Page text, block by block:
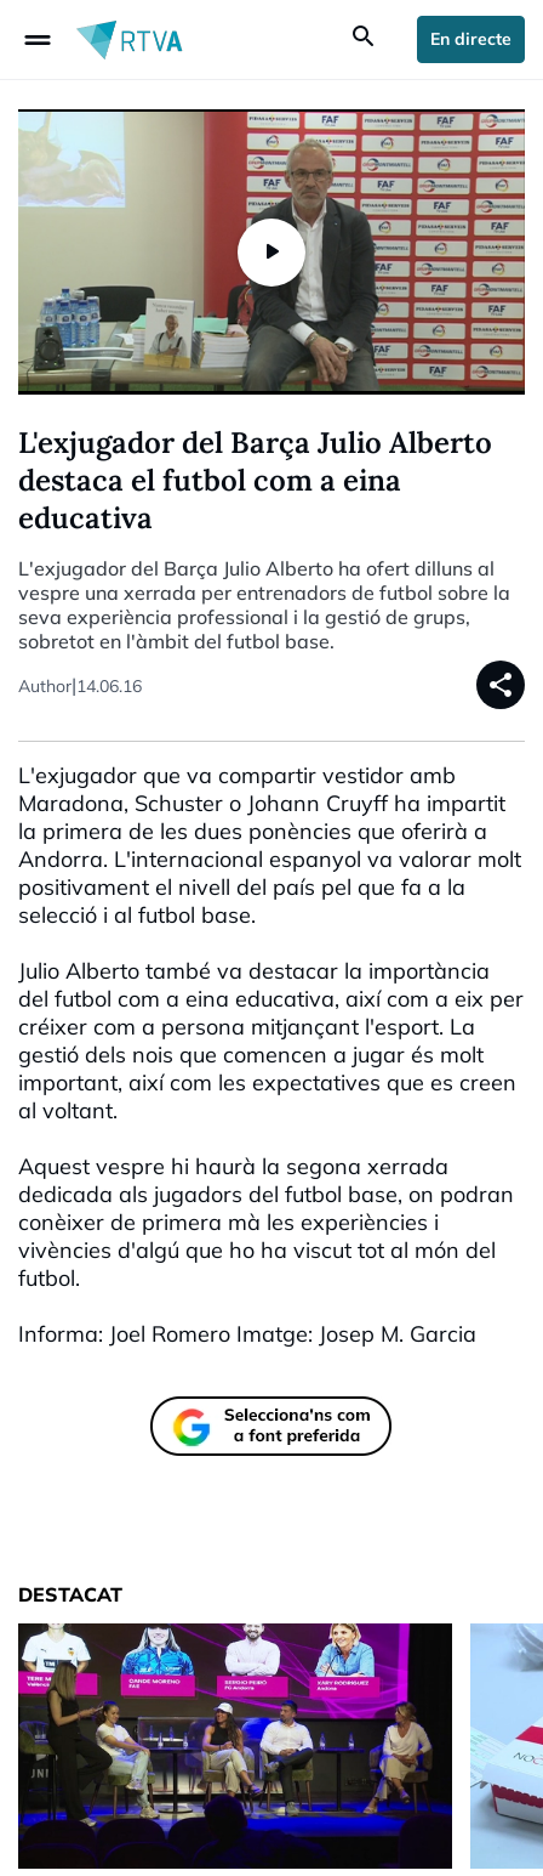
drag_handle search En directe
L'exjugador del Barça Julio Alberto
destaca el futbol com a eina
educativa
L'exjugador del Barça Julio Alberto ha ofert dilluns al
vespre una xerrada per entrenadors de futbol sobre la
seva experiència professional i la gestió de grups,
sobretot en l'àmbit del futbol base.
Author|14.06.16 share
L'exjugador que va compartir vestidor amb
Maradona, Schuster o Johann Cruyff ha impartit
la primera de les dues ponències que oferirà a
Andorra. L'internacional espanyol va valorar molt
positivament el nivell del país pel que fa a la
selecció i al futbol base.
Julio Alberto també va destacar la importància
del futbol com a eina educativa, així com a eix per
créixer com a persona mitjançant l'esport. La
gestió dels nois que comencen a jugar és molt
important, així com les expectatives que es creen
al voltant.
Aquest vespre hi haurà la segona xerrada
dedicada als jugadors del futbol base, on podran
conèixer de primera mà les experiències i
vivències d'algú que ho ha viscut tot al món del
futbol.
Informa: Joel Romero Imatge: Josep M. Garcia
DESTACAT